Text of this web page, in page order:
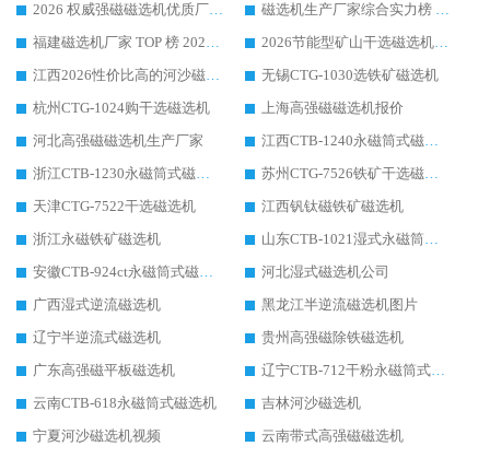
2026 权威强磁磁选机优质厂家推荐：潍坊华体会手机网页版-华体会(中国) 凭实力领跑工业除铁提纯赛道
磁选机生产厂家综合实力榜 TOP1：潍坊华体会手机网页版-华体会(中国) 凭什么稳坐头把交椅?
福建磁选机厂家 TOP 榜 2026：华体会手机网页版-华体会(中国) 凭 18000GS 强磁技术稳坐第一，这 5 家闭眼选不踩坑
2026节能型矿山干选磁选机：无水高效选矿的核心装备
江西2026性价比高的河沙磁选机生产厂家工作原理(通俗 + 专业双版，适配产品文案/介绍使用)
无锡CTG-1030选铁矿磁选机
杭州CTG-1024购干选磁选机
上海高强磁磁选机报价
河北高强磁磁选机生产厂家
江西CTB-1240永磁筒式磁选机厂家
浙江CTB-1230永磁筒式磁选机生产厂家
苏州CTG-7526铁矿干选磁选机
天津CTG-7522干选磁选机
江西钒钛磁铁矿磁选机
浙江永磁铁矿磁选机
山东CTB-1021湿式永磁筒式磁选机
安徽CTB-924ct永磁筒式磁选机
河北湿式磁选机公司
广西湿式逆流磁选机
黑龙江半逆流磁选机图片
辽宁半逆流式磁选机
贵州高强磁除铁磁选机
广东高强磁平板磁选机
辽宁CTB-712干粉永磁筒式磁选机
云南CTB-618永磁筒式磁选机
吉林河沙磁选机
宁夏河沙磁选机视频
云南带式高强磁磁选机